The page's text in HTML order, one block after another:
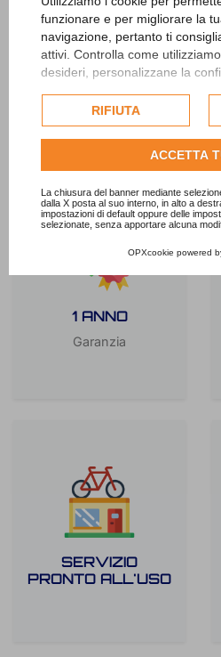
funzionare e per migliorare la
navigazione, pertanto ti
attivi. Controlla come
desideri, personalizzane la
esclusivamente previa
dell'utente.
Consulta l'informativa cookie
RIFIUTA
ACCETTA
La chiusura del banner mediante
dalla X posta al suo interno, in alto a
impostazioni di default oppure delle
selezionate, senza apportare alcuna
OPXcookie powered
LE MIGLIORI BICI
AL MIGLIOR
1 ANNO
Garanzia
SERVIZIO
PRONTO ALL'USO